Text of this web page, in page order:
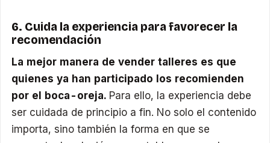
6. Cuida la experiencia para favorecer la
recomendación
La mejor manera de vender talleres es que
quienes ya han participado los recomienden
por el boca-oreja. Para ello, la experiencia debe
ser cuidada de principio a fin. No solo el contenido
importa, sino también la forma en que se